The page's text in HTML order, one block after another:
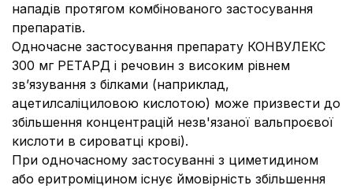
нападів протягом комбінованого застосування
препаратів.
Одночасне застосування препарату КОНВУЛЕКС
300 мг РЕТАРД і речовин з високим рівнем
зв’язування з білками (наприклад,
ацетилсаліциловою кислотою) може призвести до
збільшення концентрацій незв'язаної вальпроєвої
кислоти в сироватці крові).
При одночасному застосуванні з циметидином
або еритроміцином існує ймовірність збільшення